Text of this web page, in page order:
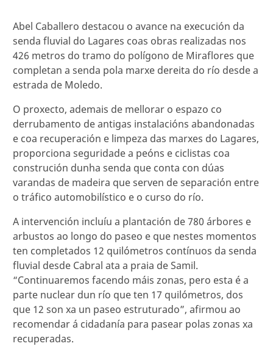
Abel Caballero destacou o avance na execución da
senda fluvial do Lagares coas obras realizadas nos
426 metros do tramo do polígono de Miraflores que
completan a senda pola marxe dereita do río desde a
estrada de Moledo.
O proxecto, ademais de mellorar o espazo co
derrubamento de antigas instalacións abandonadas
e coa recuperación e limpeza das marxes do Lagares,
proporciona seguridade a peóns e ciclistas coa
construción dunha senda que conta con dúas
varandas de madeira que serven de separación entre
o tráfico automobilístico e o curso do río.
A intervención incluíu a plantación de 780 árbores e
arbustos ao longo do paseo e que nestes momentos
ten completados 12 quilómetros contínuos da senda
fluvial desde Cabral ata a praia de Samil.
“Continuaremos facendo máis zonas, pero esta é a
parte nuclear dun río que ten 17 quilómetros, dos
que 12 son xa un paseo estruturado”, afirmou ao
recomendar á cidadanía para pasear polas zonas xa
recuperadas.